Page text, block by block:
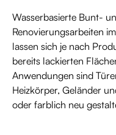
Wasserbasierte Bunt-
Renovierungsarbeiten
lassen sich je nach
bereits lackierten
Anwendungen sind
Heizkörper, Geländer
oder farblich neu